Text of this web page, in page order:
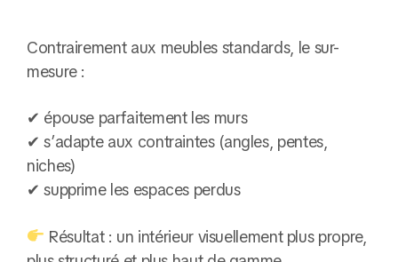
Contrairement aux meubles standards, le sur-
mesure :
✔ épouse parfaitement les murs
✔ s’adapte aux contraintes (angles, pentes,
niches)
✔ supprime les espaces perdus
Résultat : un intérieur visuellement plus propre,